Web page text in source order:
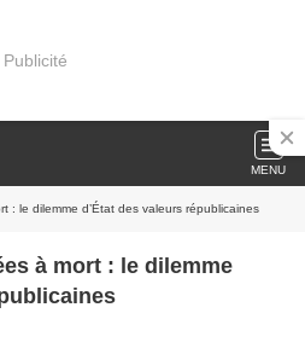
Publicité
MENU
: le dilemme d’État des valeurs républicaines
à mort : le dilemme